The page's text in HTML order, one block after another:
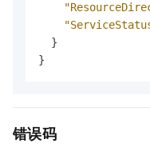
}
}
错误码